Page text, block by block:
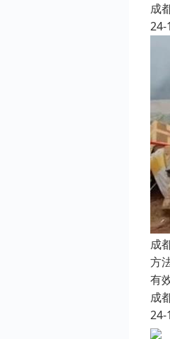
成
24-
成
方
有
成
24-